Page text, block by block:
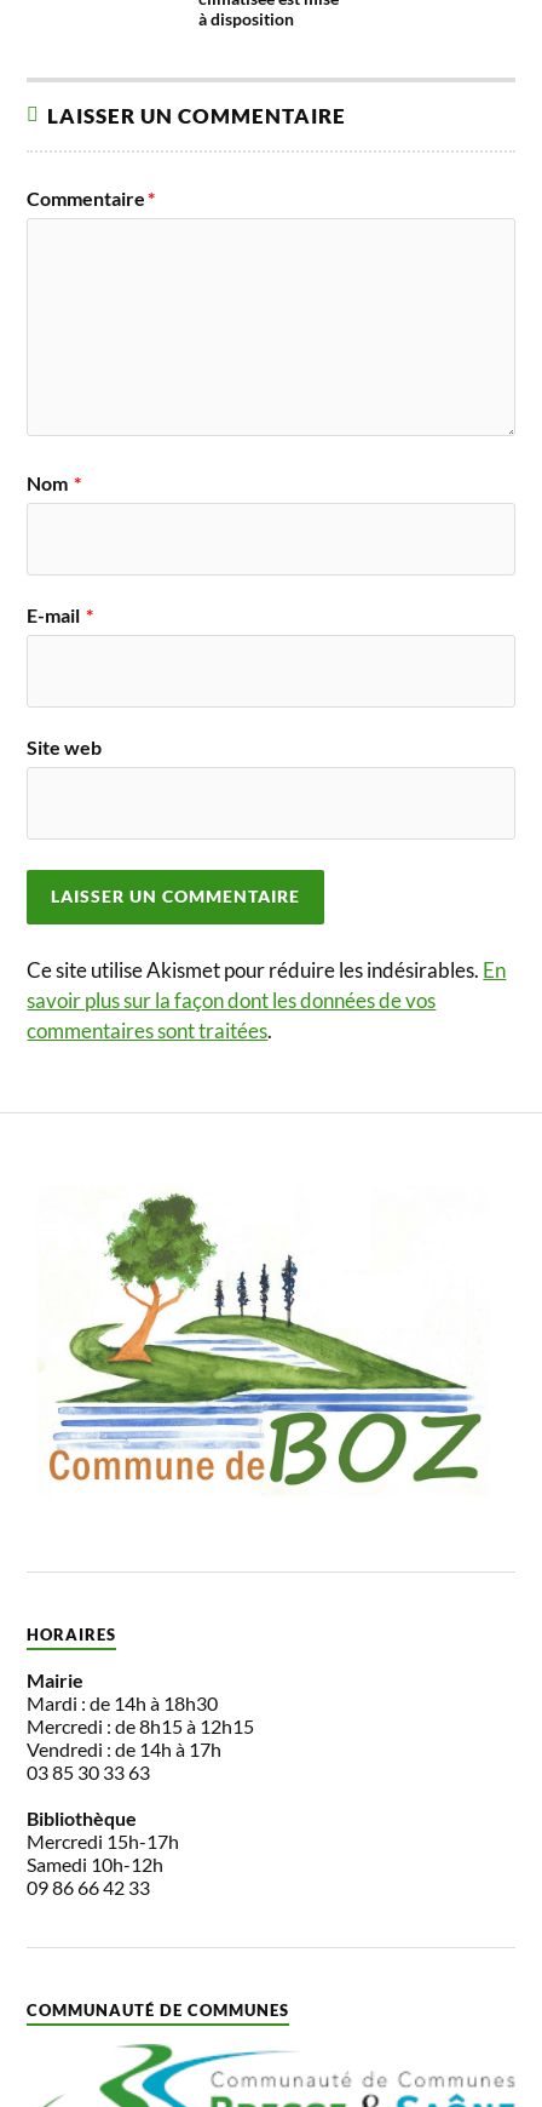
à disposition
LAISSER UN COMMENTAIRE
Commentaire*
Nom *
E-mail *
Site web
Ce site utilise Akismet pour réduire les indésirables. En
savoir plus sur la façon dont les données de vos
commentaires sont traitées.
HORAIRES
Mairie
Mardi : de 14h à 18h30
Mercredi : de 8h15 à 12h15
Vendredi : de 14h à 17h
03 85 30 33 63
Bibliothèque
Mercredi 15h-17h
Samedi 10h-12h
09 86 66 42 33
COMMUNAUTÉ DE COMMUNES